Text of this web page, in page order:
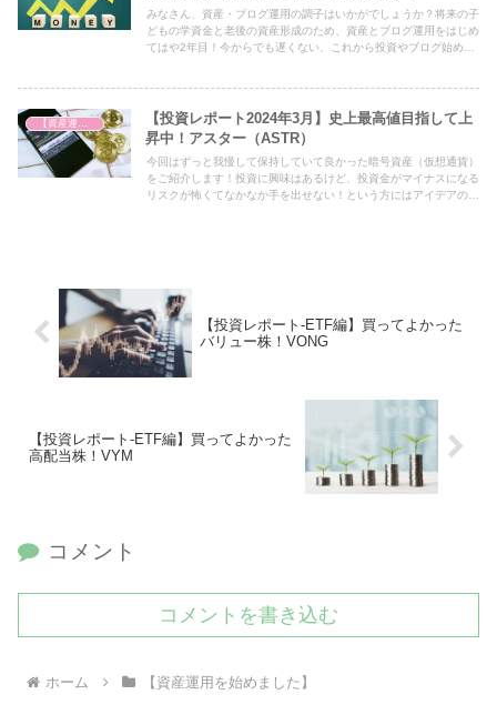
みなさん、資産・ブログ運用の調子はいかがでしょうか？将来の子
どもの学資金と老後の資産形成のため、資産とブログ運用をはじめ
てはや2年目！今からでも遅くない、これから投資やブログ始める
【投資レポート2024年3月】史上最高値目指して上
昇中！アスター（ASTR）
今回はずっと我慢して保持していて良かった暗号資産（仮想通貨）
をご紹介します！投資に興味はあるけど、投資金がマイナスになる
リスクが怖くてなかなか手を出せない！という方にはアイデアの一
【投資レポート-ETF編】買ってよかった
バリュー株！VONG
【投資レポート-ETF編】買ってよかった
高配当株！VYM
コメント
コメントを書き込む
ホーム 【資産運用を始めました】